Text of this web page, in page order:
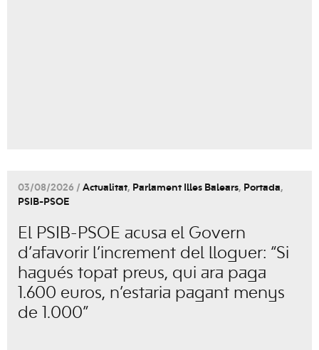
03/08/2026 / Actualitat, Parlament Illes Balears, Portada,
PSIB-PSOE
El PSIB-PSOE acusa el Govern
d’afavorir l’increment del lloguer: “Si
hagués topat preus, qui ara paga
1.600 euros, n’estaria pagant menys
de 1.000”